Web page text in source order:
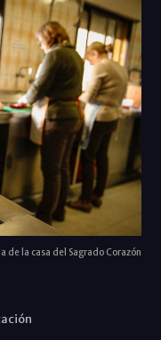
de la casa del Sagrado Corazón